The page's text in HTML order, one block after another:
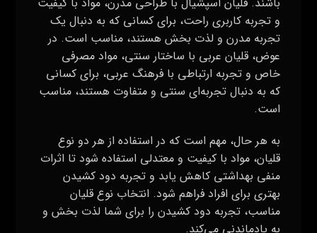
و تجربه کاربری راحت، برای کسانی که به دنبال یک
تجربه مدرن و لذت بخش هستند، مناسب است. در
عوض، قلیان عربی با ساختار سنتی، مواد مصرفی
خاص و تجربه ارتباطی با فرهنگ عربی، برای کسانی
که به دنبال تجربه‌ای سنتی و متفاوت هستند، مناسب
است.
به هر حال، مهم است که در استفاده از هر دو نوع
قلیان، مواد با کیفیت و معتدلی استفاده شود تا اثرات
منفی بهداشتی کاهش یابد و تجربه دود کشیدن
بهتری برای افراد فراهم شود. انتخاب نوع قلیان
مناسب، تجربه دود کشیدن را برای شما لذت بخش و
به یادماندنی می‌کند.